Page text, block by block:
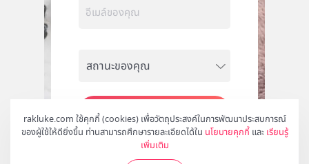
rakluke.com ใช้คุกกี้ (cookies) เพื่อวัตถุประสงค์ในการพัฒนาประสบการณ์
ของผู้ใช้ให้ดียิ่งขึ้น ท่านสามารถศึกษารายละเอียดได้ใน นโยบายคุกกี้ และ เรียนรู้
เพิ่มเติม
สมัคร